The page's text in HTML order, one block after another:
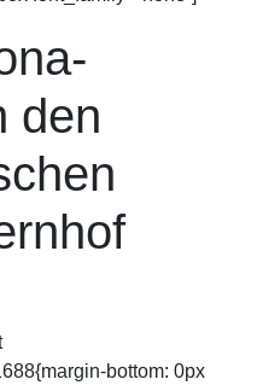
den
bottom: 0px